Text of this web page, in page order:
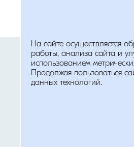
Опт:
На сайте осуществляется
работы, анализа сайта и
использованием
Продолжая пользоваться
данных технологий.
Помощь
Политика